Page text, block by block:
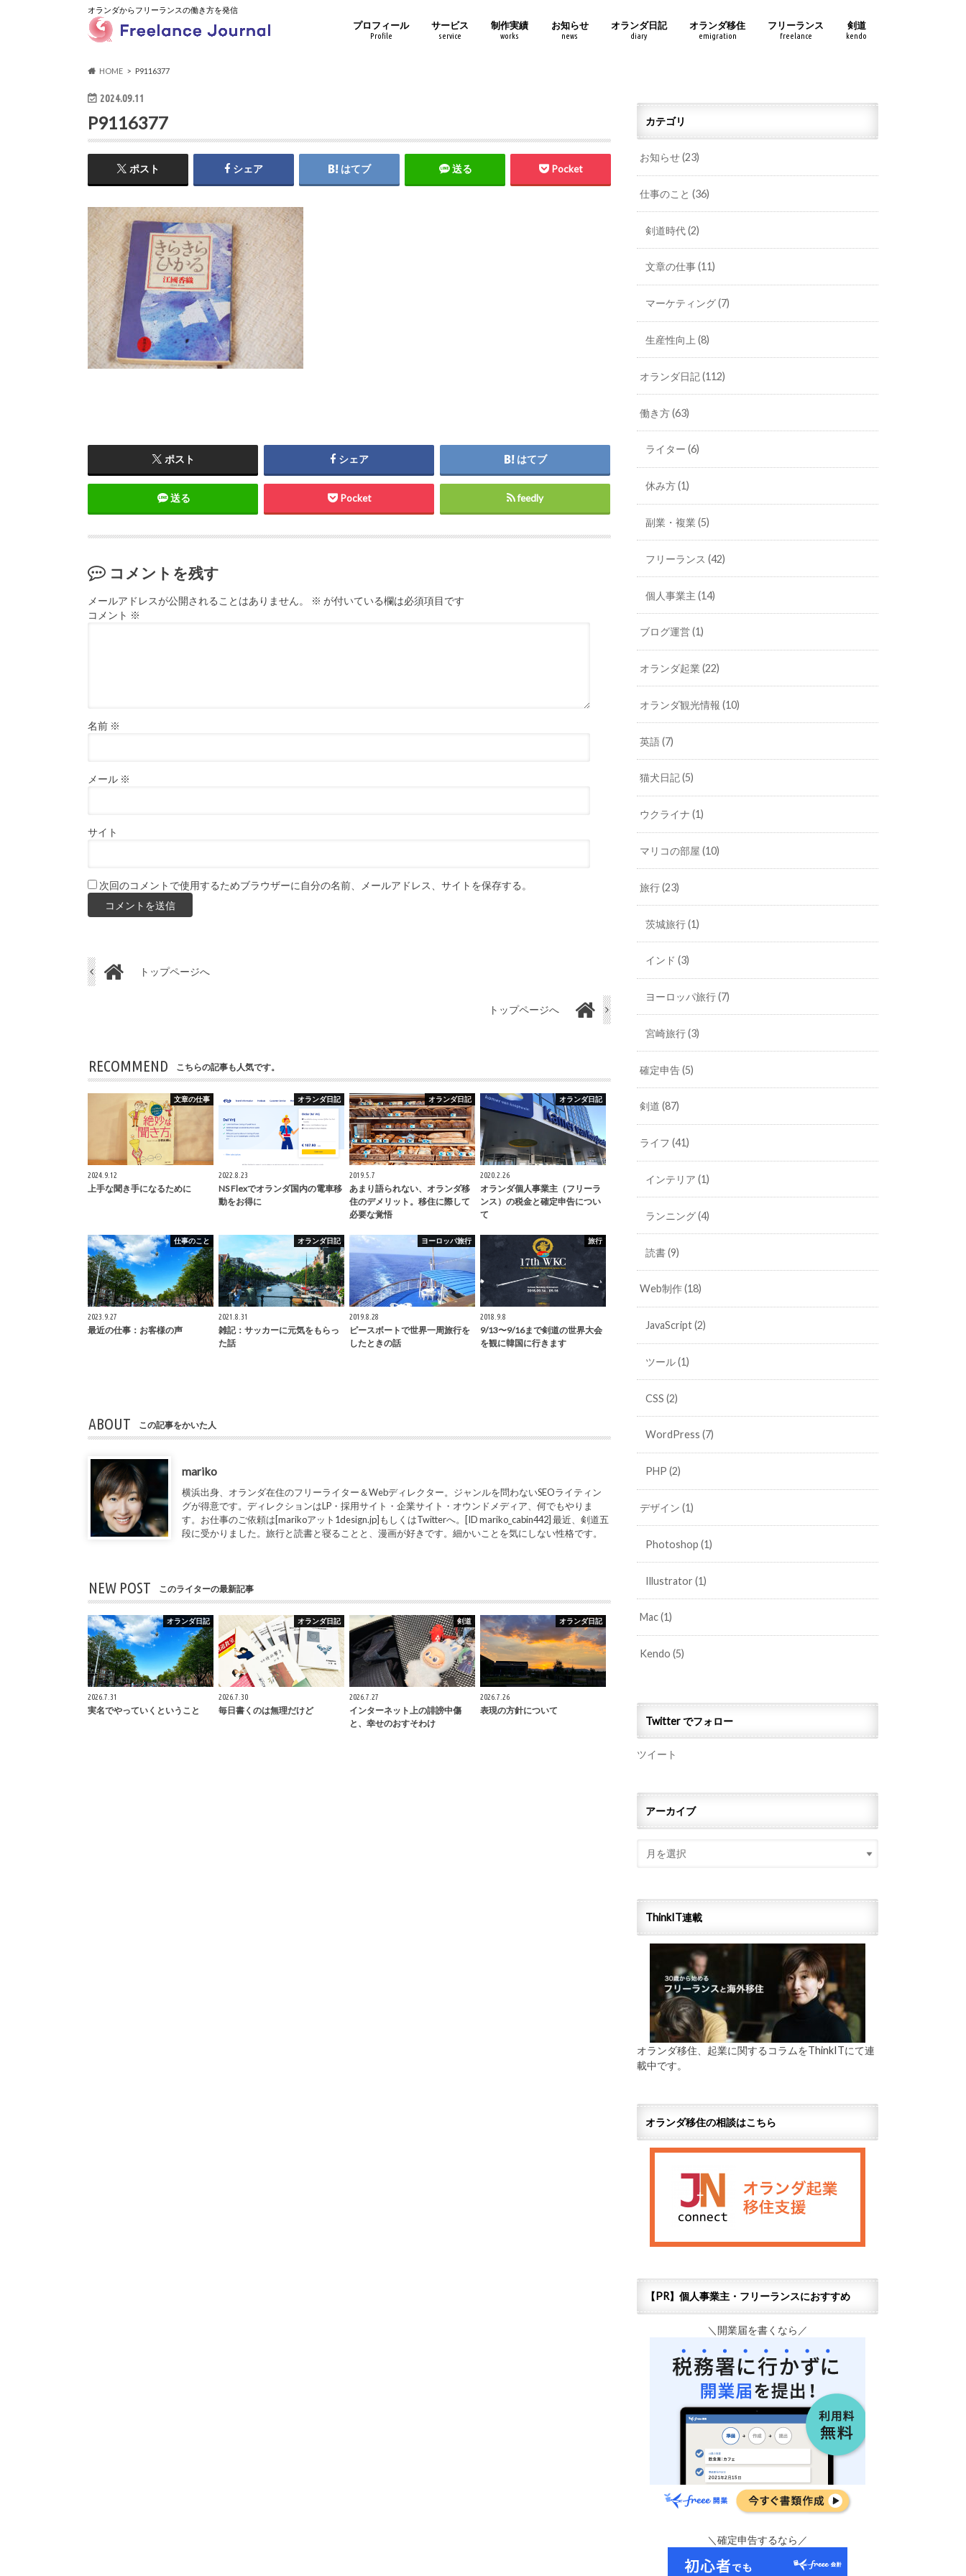
オランダからフリーランスの働き方を発信
プロフィール
Profile
サービス
service
制作実績
works
お知らせ
news
オランダ日記
diary
オランダ移住
emigration
フリーランス
freelance
剣道
kendo
HOME P9116377
2024.09.11
P9116377
ポスト シェア はてブ 送る Pocket
ポスト シェア はてブ
送る Pocket feedly
コメントを残す
メールアドレスが公開されることはありません。 ※ が付いている欄は必須項目です
コメント ※
名前 ※
メール ※
サイト
次回のコメントで使用するためブラウザーに自分の名前、メールアドレス、サイトを保存する。
トップページへ
トップページへ
RECOMMEND こちらの記事も人気です。
文章の仕事
2024.9.12
上手な聞き手になるために
オランダ日記
2022.8.23
NS Flexでオランダ国内の電車移
動をお得に
オランダ日記
2019.5.7
あまり語られない、オランダ移
住のデメリット。移住に際して
必要な覚悟
オランダ日記
2020.2.26
オランダ個人事業主（フリーラ
ンス）の税金と確定申告につい
て
仕事のこと
2023.9.27
最近の仕事：お客様の声
オランダ日記
2021.8.31
雑記：サッカーに元気をもらっ
た話
ヨーロッパ旅行
2019.8.28
ピースボートで世界一周旅行を
したときの話
旅行
2018.9.8
9/13〜9/16まで剣道の世界大会
を観に韓国に行きます
ABOUT この記事をかいた人
mariko
横浜出身、オランダ在住のフリーライター＆Webディレクター。ジャンルを問わないSEOライティン
グが得意です。ディレクションはLP・採用サイト・企業サイト・オウンドメディア、何でもやりま
す。お仕事のご依頼は[marikoアット1design.jp]もしくはTwitterへ。[ID mariko_cabin442] 最近、剣道五
段に受かりました。旅行と読書と寝ることと、漫画が好きです。細かいことを気にしない性格です。
NEW POST このライターの最新記事
オランダ日記
2026.7.31
実名でやっていくということ
オランダ日記
2026.7.30
毎日書くのは無理だけど
剣道
2026.7.27
インターネット上の誹謗中傷
と、幸せのおすそわけ
オランダ日記
2026.7.26
表現の方針について
カテゴリ
お知らせ(23)
仕事のこと(36)
剣道時代(2)
文章の仕事(11)
マーケティング(7)
生産性向上 (8)
オランダ日記(112)
働き方(63)
ライター (6)
休み方(1)
副業・複業 (5)
フリーランス (42)
個人事業主 (14)
ブログ運営(1)
オランダ起業(22)
オランダ観光情報(10)
英語(7)
猫犬日記(5)
ウクライナ(1)
マリコの部屋(10)
旅行(23)
茨城旅行(1)
インド (3)
ヨーロッパ旅行(7)
宮崎旅行(3)
確定申告(5)
剣道(87)
ライフ(41)
インテリア (1)
ランニング(4)
読書(9)
Web制作(18)
JavaScript(2)
ツール(1)
CSS (2)
WordPress (7)
PHP (2)
デザイン(1)
Photoshop (1)
Illustrator (1)
Mac(1)
Kendo(5)
Twitter でフォロー
ツイート
アーカイブ
ThinkIT連載
オランダ移住、起業に関するコラムをThinkITにて連
載中です。
オランダ移住の相談はこちら
【PR】個人事業主・フリーランスにおすすめ
＼開業届を書くなら／
＼確定申告するなら／